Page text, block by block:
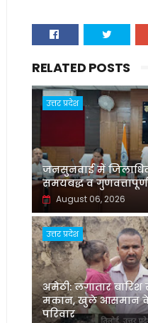
RELATED POSTS
उत्तर प्रदेश
जनसुनवाई में
समयबद्ध व
August 06, 2026
उत्तर प्रदेश
अमेठी: लगातार
मकान, खुले आसमान
परिवार